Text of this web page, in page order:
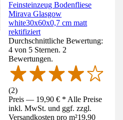
Feinsteinzeug Bodenfliese
Mirava Glasgow
white30x60x0,7 cm matt
rektifiziert
Durchschnittliche Bewertung:
4 von 5 Sternen. 2
Bewertungen.
(2)
Preis — 19,90 € * Alle Preise
inkl. MwSt. und ggf. zzgl.
Versandkosten pro m²19,90